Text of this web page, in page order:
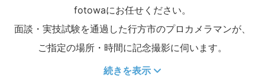
fotowaにお任せください。
面談・実技試験を通過した行方市のプロカメラマンが、
ご指定の場所・時間に記念撮影に伺います。
続きを表示